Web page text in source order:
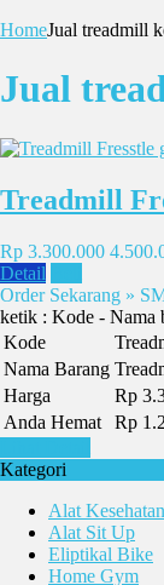
HomeJual treadmill
Jual
Treadmill
Rp 3.300.000
Detail
Order Sekarang »
ketik : Kode - Nama
Kode
Nama Barang
Harga
Rp
Anda Hemat
Rp
Kategori
Alat Kesehatan
Alat Sit Up
Eliptikal Bike
Home Gym